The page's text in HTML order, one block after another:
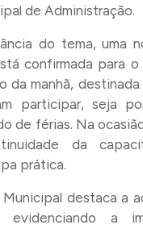
de Administração.
do tema, uma
confirmada para
da manhã,
participar, seja
de férias. Na
da
prática.
destaca a
evidenciando a